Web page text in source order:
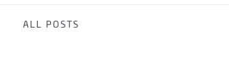
ALL POSTS